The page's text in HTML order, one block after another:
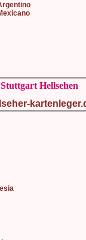
Stuttgart Hellsehen